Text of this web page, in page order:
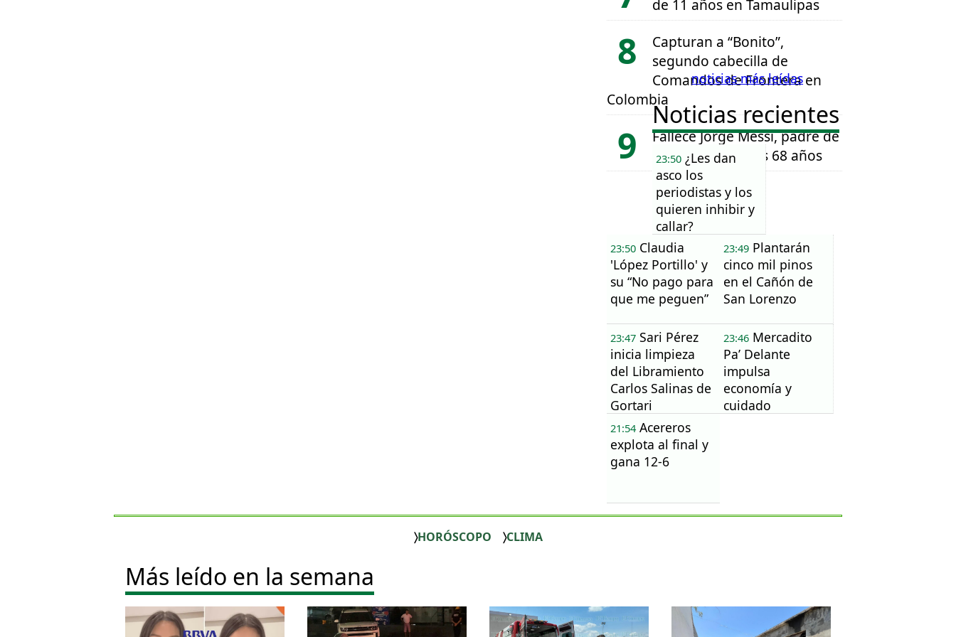
de 11 años en Tamaulipas
Capturan a “Bonito”,
segundo cabecilla de
Comandos de Frontera en
Colombia
Fallece Jorge Messi, padre de
Lionel Messi, a los 68 años
noticias más leídas
Noticias recientes
23:50 ¿Les dan
asco los
periodistas y los
quieren inhibir y
callar?
23:50 Claudia
'López Portillo' y
su “No pago para
que me peguen”
23:49Plantarán
cinco mil pinos
en el Cañón de
San Lorenzo
23:47 Sari Pérez
inicia limpieza
del Libramiento
Carlos Salinas de
Gortari
23:46Mercadito
Pa’ Delante
impulsa
economía y
cuidado
21:54 Acereros
explota al final y
gana 12-6
HORÓSCOPO CLIMA
Más leído en la semana